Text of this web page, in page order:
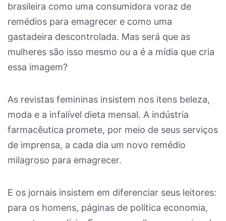
brasileira como uma consumidora voraz de
remédios para emagrecer e como uma
gastadeira descontrolada. Mas será que as
mulheres são isso mesmo ou a é a mídia que cria
essa imagem?
As revistas femininas insistem nos itens beleza,
moda e a infalível dieta mensal. A indústria
farmacêutica promete, por meio de seus serviços
de imprensa, a cada dia um novo remédio
milagroso para emagrecer.
E os jornais insistem em diferenciar seus leitores:
para os homens, páginas de política economia,